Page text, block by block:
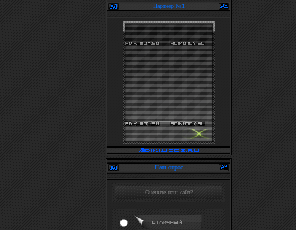
Партнер №1
Наш опрос
Оцените наш сайт?